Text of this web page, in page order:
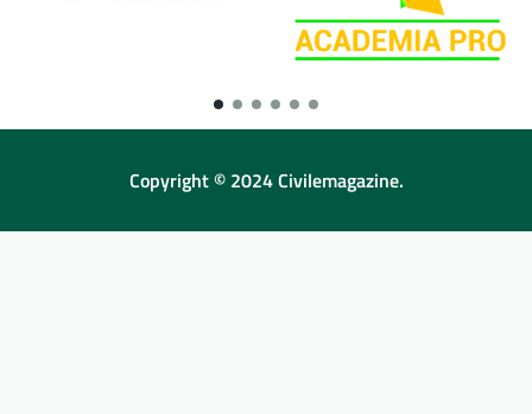
Copyright © 2024 Civilemagazine.